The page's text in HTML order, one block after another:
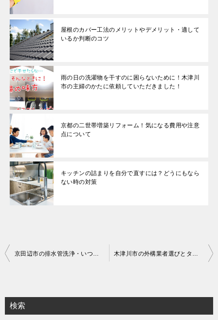
屋根のカバー工法のメリットやデメリット・適して
いるか判断のコツ
雨の日の洗濯物を干すのに困らないために！木津川
市の主婦のかたに依頼していただきました！
京都の二世帯増築リフォーム！気になる費用や注意
点について
キッチンの詰まりを自分で直すには？どうにもなら
ない時の対策
投
ビ
ゲ
検索